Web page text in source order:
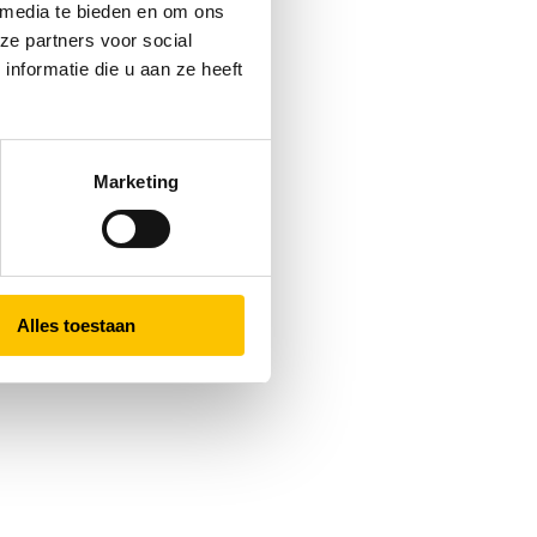
te bieden en om ons
partners voor social
die u aan ze heeft
Marketing
Alles toestaan